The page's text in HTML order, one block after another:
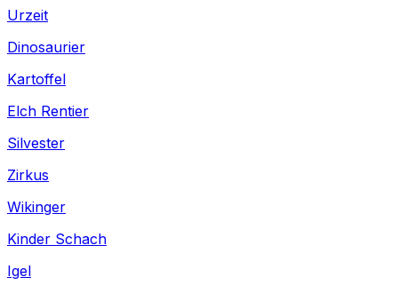
Urzeit
Dinosaurier
Kartoffel
Elch Rentier
Silvester
Zirkus
Wikinger
Kinder Schach
Igel